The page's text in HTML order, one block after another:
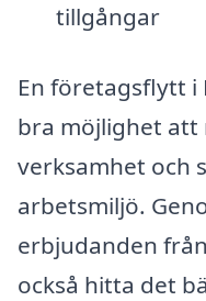
tillgångar
En företagsflytt i
bra möjlighet att
verksamhet och
arbetsmiljö.
erbjudanden
också hitta det